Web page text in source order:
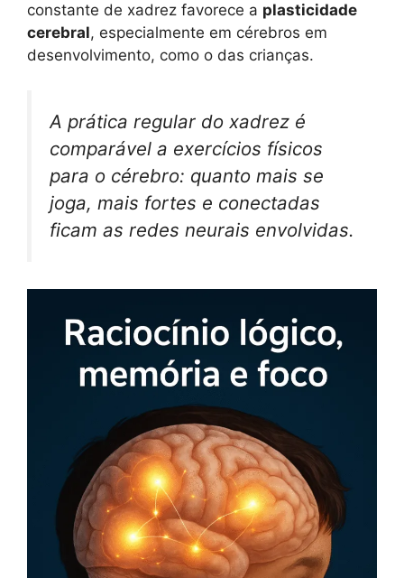
constante de xadrez favorece a plasticidade
cerebral, especialmente em cérebros em
desenvolvimento, como o das crianças.
A prática regular do xadrez é
comparável a exercícios físicos
para o cérebro: quanto mais se
joga, mais fortes e conectadas
ficam as redes neurais envolvidas.